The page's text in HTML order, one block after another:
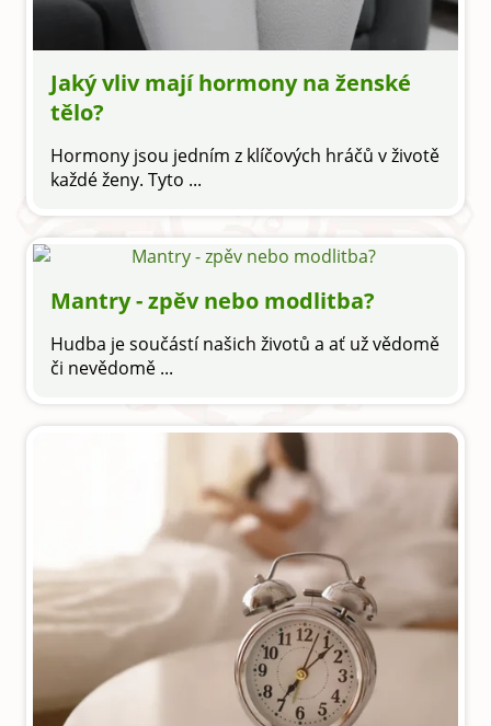
Jaký vliv mají hormony na ženské
tělo?
Hormony jsou jedním z klíčových hráčů v životě
každé ženy. Tyto ...
Mantry - zpěv nebo modlitba?
Hudba je součástí našich životů a ať už vědomě
či nevědomě ...